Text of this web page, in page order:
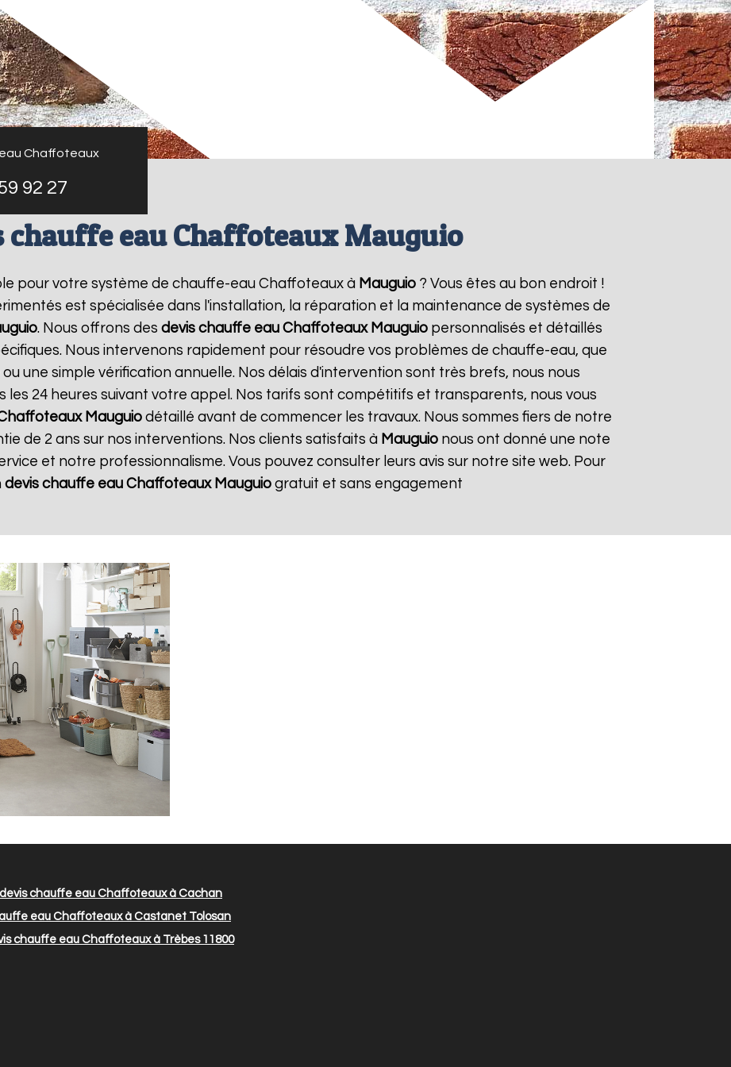
Chaffoteaux
92 27
chauffe eau Chaffoteaux Mauguio
pour votre système de chauffe-eau Chaffoteaux à Mauguio ? Vous êtes au bon endroit !
est spécialisée dans l'installation, la réparation et la maintenance de systèmes de
. Nous offrons des devis chauffe eau Chaffoteaux Mauguiopersonnalisés et détaillés
Nous intervenons rapidement pour résoudre vos problèmes de chauffe-eau, que
une simple vérification annuelle. Nos délais d'intervention sont très brefs, nous nous
24 heures suivant votre appel. Nos tarifs sont compétitifs et transparents, nous vous
Mauguio détaillé avant de commencer les travaux. Nous sommes fiers de notre
de 2 ans sur nos interventions. Nos clients satisfaits à Mauguio nous ont donné une note
et notre professionnalisme. Vous pouvez consulter leurs avis sur notre site web. Pour
devis chauffe eau Chaffoteaux Mauguio gratuit et sans engagement
chauffe eau Chaffoteaux à Cachan
eau Chaffoteaux à Castanet Tolosan
chauffe eau Chaffoteaux à Trèbes 11800